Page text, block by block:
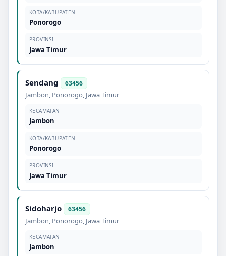
KOTA/KABUPATEN
Ponorogo
PROVINSI
Jawa Timur
Sendang 63456
Jambon, Ponorogo, Jawa Timur
KECAMATAN
Jambon
KOTA/KABUPATEN
Ponorogo
PROVINSI
Jawa Timur
Sidoharjo 63456
Jambon, Ponorogo, Jawa Timur
KECAMATAN
Jambon